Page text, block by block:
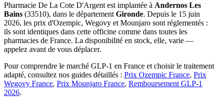
Pharmacie De La Cote D'Argent est implantée à Andernos Les
Bains (33510), dans le département Gironde. Depuis le 15 juin
2026, les prix d'Ozempic, Wegovy et Mounjaro sont réglementés :
ils sont identiques dans cette officine comme dans toutes les
pharmacies de France. La disponibilité en stock, elle, varie —
appelez avant de vous déplacer.
Pour comprendre le marché GLP-1 en France et choisir le traitement
adapté, consultez nos guides détaillés : Prix Ozempic France, Prix
Wegovy France, Prix Mounjaro France, Remboursement GLP-1
2026.